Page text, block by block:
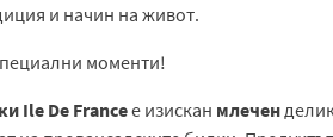
и начин на живот.
моменти!
Ile De Franceе изискан млечен